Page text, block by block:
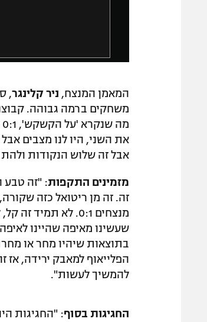
d
o
w
.
g
המאמן המנצח, ניר קלינגר,
משחקים ברמה גבוהה.
את השני, היו לנו מצבים
אבל זה שלוש הנקודות
מזמינים התקפות: "זה טבע
זה. זה מן ריטואל כזה
שעשינו מאיפה שהיינו
בתוצאות שיהיו מחר או
הפלייאוף למאבק ירידה, אז
להמשיך לעשות".
החגיגות בסוף: "החגיגות